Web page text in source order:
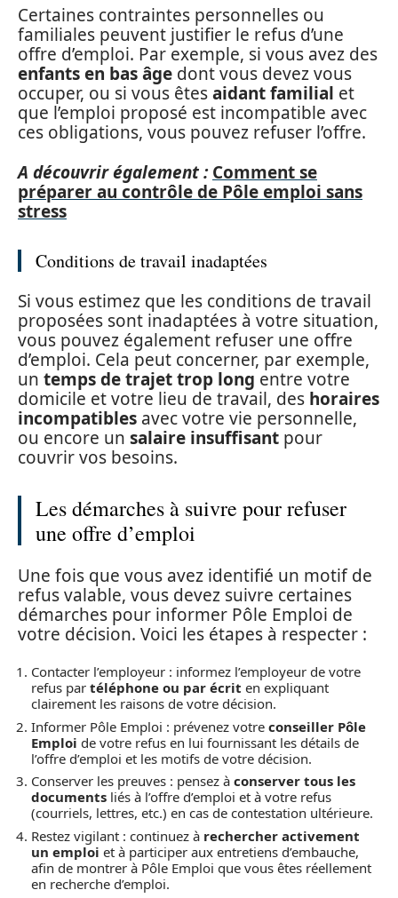
Certaines contraintes personnelles ou
familiales peuvent justifier le refus d’une
offre d’emploi. Par exemple, si vous avez des
enfants en bas âge dont vous devez vous
occuper, ou si vous êtesaidant familial et
que l’emploi proposé est incompatible avec
ces obligations, vous pouvez refuser l’offre.
A découvrir également : Comment se
préparer au contrôle de Pôle emploi sans
stress
Conditions de travail inadaptées
Si vous estimez que les conditions de travail
proposées sont inadaptées à votre situation,
vous pouvez également refuser une offre
d’emploi. Cela peut concerner, par exemple,
un temps de trajet trop long entre votre
domicile et votre lieu de travail, des horaires
incompatibles avec votre vie personnelle,
ou encore un salaire insuffisant pour
couvrir vos besoins.
Les démarches à suivre pour refuser
une offre d’emploi
Une fois que vous avez identifié un motif de
refus valable, vous devez suivre certaines
démarches pour informer Pôle Emploi de
votre décision. Voici les étapes à respecter :
Contacter l’employeur : informez l’employeur de votre
refus par téléphone ou par écrit en expliquant
clairement les raisons de votre décision.
Informer Pôle Emploi : prévenez votre conseiller Pôle
Emploi de votre refus en lui fournissant les détails de
l’offre d’emploi et les motifs de votre décision.
Conserver les preuves : pensez à conserver tous les
documents liés à l’offre d’emploi et à votre refus
(courriels, lettres, etc.) en cas de contestation ultérieure.
Restez vigilant : continuez à rechercher activement
un emploi et à participer aux entretiens d’embauche,
afin de montrer à Pôle Emploi que vous êtes réellement
en recherche d’emploi.